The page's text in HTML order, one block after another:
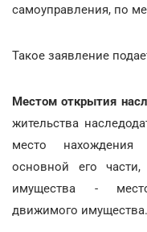
самоуправления, по
Такое заявление
Местом открытия
жительства
место
основной его
имущества -
движимого имущества.